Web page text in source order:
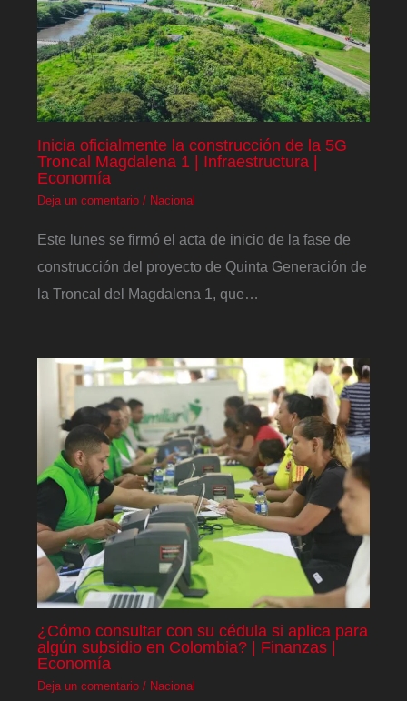
Inicia oficialmente la construcción de la 5G
Troncal Magdalena 1 | Infraestructura |
Economía
Deja un comentario / Nacional
Este lunes se firmó el acta de inicio de la fase de
construcción del proyecto de Quinta Generación de
la Troncal del Magdalena 1, que…
¿Cómo consultar con su cédula si aplica para
algún subsidio en Colombia? | Finanzas |
Economía
Deja un comentario / Nacional